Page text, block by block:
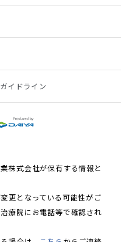
イドライン
株式会社が保有する情報と
更となっている可能性がご
療院にお電話等で確認され